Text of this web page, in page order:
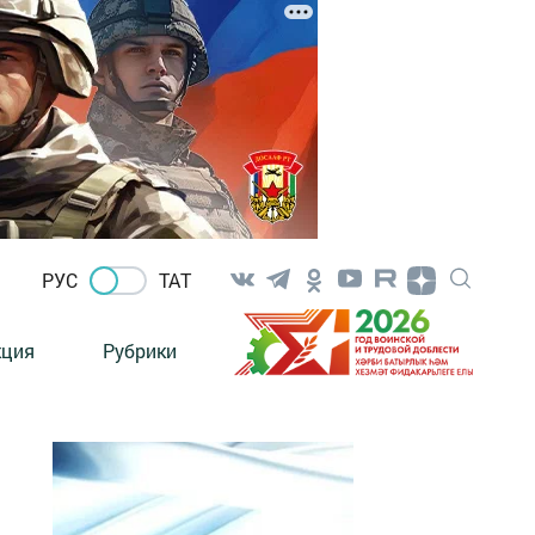
РУС ТАТ
Рубрики